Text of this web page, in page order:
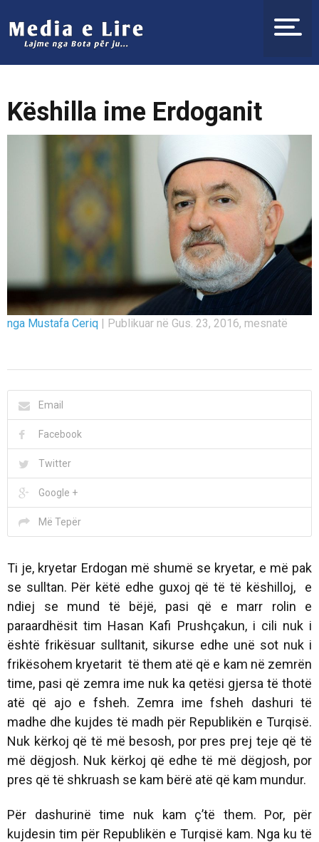
Këshilla ime Erdoganit
nga Mustafa Ceriq | Publikuar në Gus. 23, 2016, mesnatë
Email
Facebook
Twitter
Google +
Më Tepër
Ti je, kryetar Erdogan më shumë se kryetar, e më pak
se sulltan. Për këtë edhe guxoj që të të këshilloj, e
ndiej se mund të bëjë, pasi që e marr rolin e
paraardhësit tim Hasan Kafi Prushçakun, i cili nuk i
është frikësuar sulltanit, sikurse edhe unë sot nuk i
frikësohem kryetarit të them atë që e kam në zemrën
time, pasi që zemra ime nuk ka qetësi gjersa të thotë
atë që ajo e fsheh. Zemra ime fsheh dashuri të
madhe dhe kujdes të madh për Republikën e Turqisë.
Nuk kërkoj që të më besosh, por pres prej teje që të
më dëgjosh. Nuk kërkoj që edhe të më dëgjosh, por
pres që të shkruash se kam bërë atë që kam mundur.
Për dashurinë time nuk kam ç’të them. Por, për
kujdesin tim për Republikën e Turqisë kam. Nga ku të